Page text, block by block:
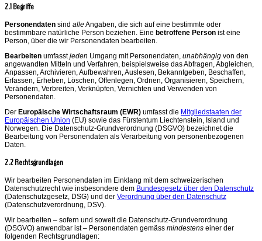
2.1 Begriffe
Personendaten sind alleAngaben, die sich auf eine bestimmte oder
bestimmbare natürliche Person beziehen. Eine betroffene Person ist eine
Person, über die wir Personendaten bearbeiten.
Bearbeiten umfasstjeden Umgang mit Personendaten, unabhängig von den
angewandten Mitteln und Verfahren, beispielsweise das Abfragen, Abgleichen,
Anpassen, Archivieren, Aufbewahren, Auslesen, Bekanntgeben, Beschaffen,
Erfassen, Erheben, Löschen, Offenlegen, Ordnen, Organisieren, Speichern,
Verändern, Verbreiten, Verknüpfen, Vernichten und Verwenden von
Personendaten.
Der Europäische Wirtschaftsraum (EWR) umfasst die Mitgliedstaaten der
Europäischen Union (EU) sowie das Fürstentum Liechtenstein, Island und
Norwegen. Die Datenschutz-Grundverordnung (DSGVO) bezeichnet die
Bearbeitung von Personendaten als Verarbeitung von personenbezogenen
Daten.
2.2 Rechtsgrundlagen
Wir bearbeiten Personendaten im Einklang mit dem schweizerischen
Datenschutzrecht wie insbesondere dem Bundesgesetz über den Datenschutz
(Datenschutzgesetz, DSG) und der Verordnung über den Datenschutz
(Datenschutzverordnung, DSV).
Wir bearbeiten – sofern und soweit die Datenschutz-Grundverordnung
(DSGVO) anwendbar ist – Personendaten gemäss mindestens einer der
folgenden Rechtsgrundlagen: